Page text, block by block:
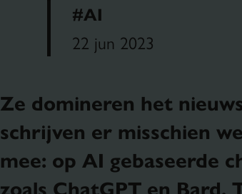
#AI
22 jun 2023
Ze domineren het
schrijven er misschien
mee: op AI gebaseerde
zoals ChatGPT en Bard.